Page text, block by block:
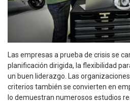
Las empresas a prueba de crisis se
planificación dirigida, la flexibilidad
un buen liderazgo. Las
criterios también se convierten en
lo demuestran numerosos estudios